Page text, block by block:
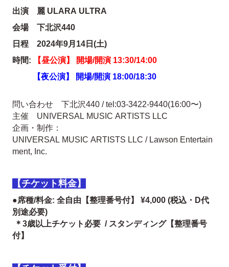
出演 麗 ULARA ULTRA
会場 下北沢440
日程 2024年9月14日(土)
時間:
【昼公演】 開場/開演 13:30/14:00
【夜公演】 開場/開演 18:00/18:30
問い合わせ 下北沢440 / tel:03-3422-9440(16:00〜)
主催 UNIVERSAL MUSIC ARTISTS LLC
企画・制作：
UNIVERSAL MUSIC ARTISTS LLC / Lawson Entertain
ment, Inc.
【チケット料金】
●席種/料金: 全自由【整理番号付】 ¥4,000 (税込・D代
別途必要)
＊3歳以上チケット必要 / スタンディング【整理番号
付】